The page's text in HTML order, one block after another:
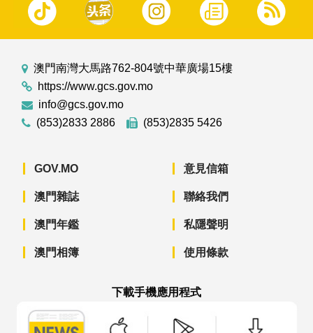
澳門南灣大馬路762-804號中華廣場15樓
https://www.gcs.gov.mo
info@gcs.gov.mo
(853)2833 2886
(853)2835 5426
GOV.MO
澳門雜誌
澳門年鑑
澳門相簿
意見信箱
聯絡我們
私隱聲明
使用條款
下載手機應用程式